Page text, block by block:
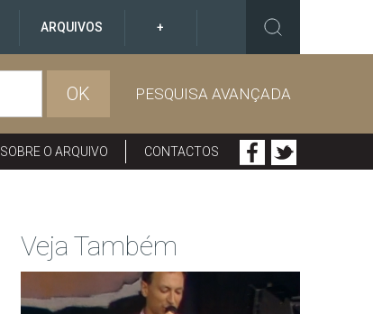
ARQUIVOS +
OK PESQUISA AVANÇADA
SOBRE O ARQUIVO CONTACTOS
Veja Também